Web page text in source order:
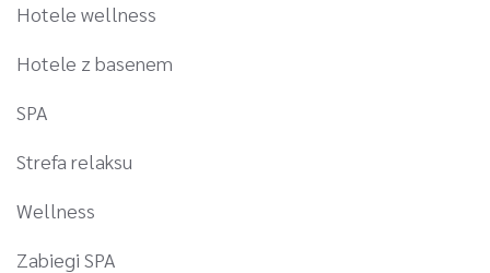
Hotele wellness
Hotele z basenem
SPA
Strefa relaksu
Wellness
Zabiegi SPA